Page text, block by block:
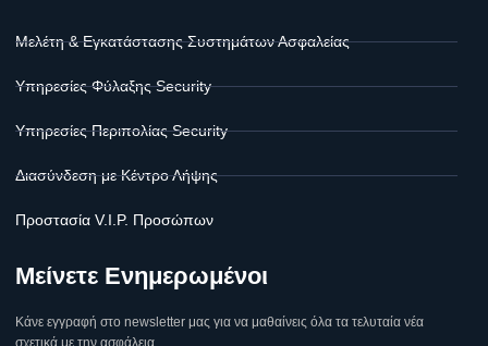
Μελέτη & Εγκατάστασης Συστημάτων Ασφαλείας
Υπηρεσίες Φύλαξης Security
Υπηρεσίες Περιπολίας Security
Διασύνδεση με Κέντρο Λήψης
Προστασία V.I.P. Προσώπων
Μείνετε Ενημερωμένοι
Κάνε εγγραφή στο newsletter μας για να μαθαίνεις όλα τα τελυταία νέα
σχετικά με την ασφάλεια.